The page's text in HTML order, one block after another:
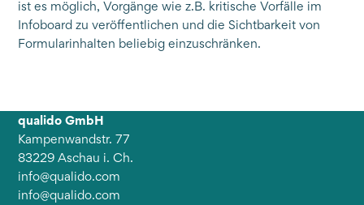
ist es möglich, Vorgänge wie z.B. kritische Vorfälle im
Infoboard zu veröffentlichen und die Sichtbarkeit von
Formularinhalten beliebig einzuschränken.
qualido GmbH
Kampenwandstr. 77
83229 Aschau i. Ch.
info@qualido.com
info@qualido.com